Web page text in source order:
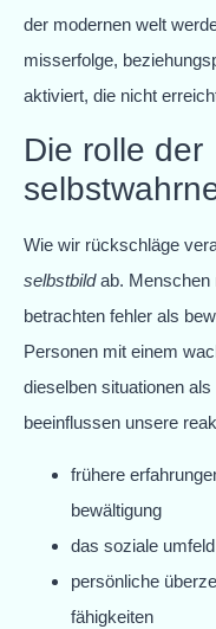
der modernen welt
misserfolge,
aktiviert, die nicht
Die rolle der
Wie wir rückschläge
selbstbildab. Menschen
betrachten fehler als
Personen mit einem
dieselben situationen
beeinflussen unsere
frühere
bewältigung
das soziale
persönliche
fähigkeiten